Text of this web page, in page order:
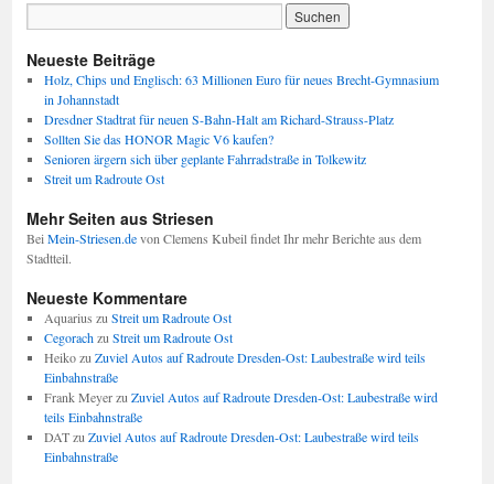
Neueste Beiträge
Holz, Chips und Englisch: 63 Millionen Euro für neues Brecht-Gymnasium
in Johannstadt
Dresdner Stadtrat für neuen S-Bahn-Halt am Richard-Strauss-Platz
Sollten Sie das HONOR Magic V6 kaufen?
Senioren ärgern sich über geplante Fahrradstraße in Tolkewitz
Streit um Radroute Ost
Mehr Seiten aus Striesen
BeiMein-Striesen.devon Clemens Kubeil findet Ihr mehr Berichte aus dem
Stadtteil.
Neueste Kommentare
Aquarius zuStreit um Radroute Ost
CegorachzuStreit um Radroute Ost
HeikozuZuviel Autos auf Radroute Dresden-Ost: Laubestraße wird teils
Einbahnstraße
Frank MeyerzuZuviel Autos auf Radroute Dresden-Ost: Laubestraße wird
teils Einbahnstraße
DATzuZuviel Autos auf Radroute Dresden-Ost: Laubestraße wird teils
Einbahnstraße